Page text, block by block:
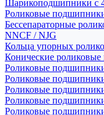
Шарикоподшипники с
Роликовые
Бессепараторные
NNCF / NJG
Кольца упорных
Конические
Роликовые
Роликовые
Роликовые
Роликовые
Роликовые